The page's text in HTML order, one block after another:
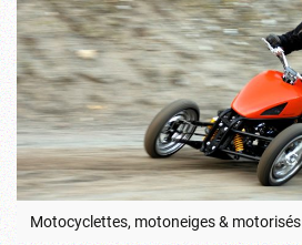
Motocyclettes, motoneiges & motorisés